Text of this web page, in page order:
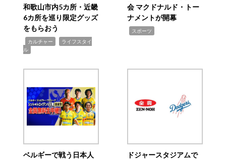
和歌山市内5カ所・近畿
6カ所を巡り限定グッズ
をもらおう
カルチャー
ライフスタイ
ル
会 マクドナルド・トー
ナメントが開幕
スポーツ
ベルギーで戦う日本人
ドジャースタジアムで